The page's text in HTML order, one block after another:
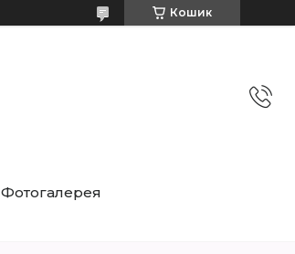
Кошик
Фотогалерея